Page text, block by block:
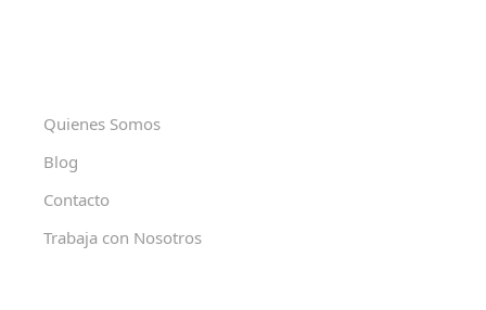
Quienes Somos
Blog
Contacto
Trabaja con Nosotros